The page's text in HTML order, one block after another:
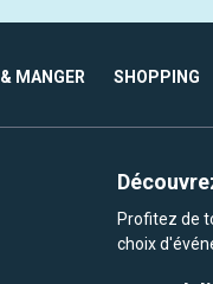
& MANGER SHOPPING
Profitez de
choix